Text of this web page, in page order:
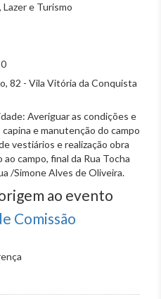
e Turismo
82 - Vila Vitória da Conquista
Averiguar as condições e
e manutenção do campo
vestiários e realização obra
campo, final da Rua Tocha
/Simone Alves de Oliveira.
ao evento
Comissão